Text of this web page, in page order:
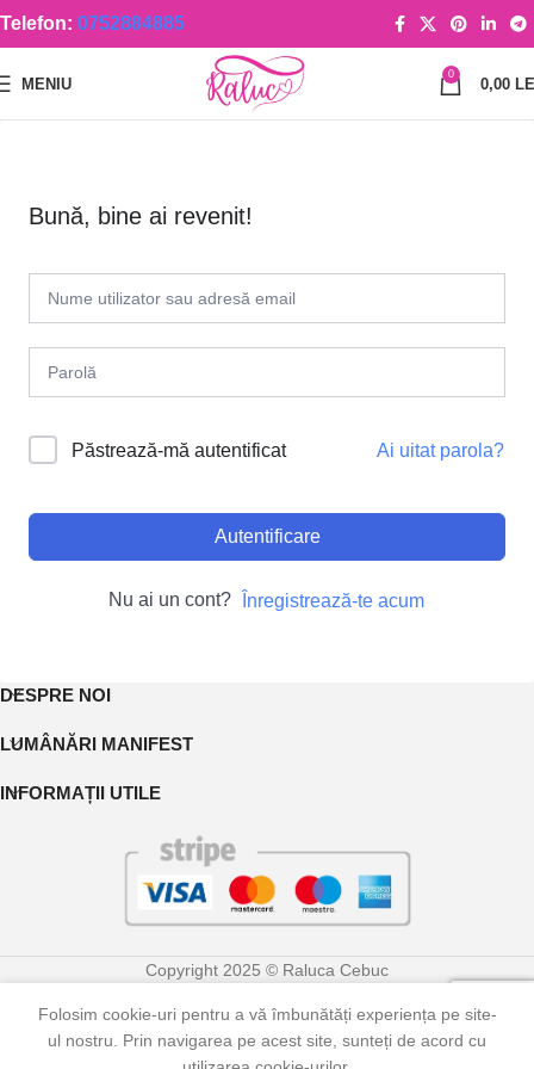
Telefon: 0752884885
MENIU
0
0,00
Bună, bine ai revenit!
Păstrează-mă autentificat Ai uitat parola?
Autentificare
Nu ai un cont? Înregistrează-te acum
DESPRE NOI
LUMÂNĂRI MANIFEST
INFORMAȚII UTILE
Copyright 2025 © Raluca Cebuc
Folosim cookie-uri pentru a vă îmbunătăți experiența pe site-
ul nostru. Prin navigarea pe acest site, sunteți de acord cu
0
Coș
Contul meu